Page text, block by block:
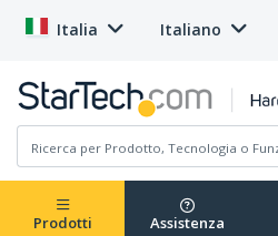
Italia Italiano
Prodotti Assistenza